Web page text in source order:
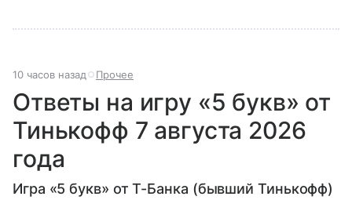
10 часов назад Прочее
Ответы на игру «5 букв» от
Тинькофф 7 августа 2026
года
Игра «5 букв» от Т-Банка (бывший Тинькофф)